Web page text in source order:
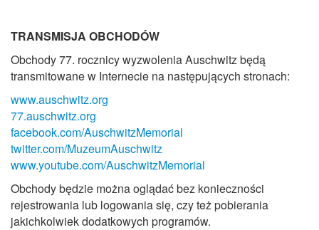
TRANSMISJA OBCHODÓW
Obchody 77. rocznicy wyzwolenia Auschwitz będą
transmitowane w Internecie na następujących stronach:
www.auschwitz.org
77.auschwitz.org
facebook.com/AuschwitzMemorial
twitter.com/MuzeumAuschwitz
www.youtube.com/AuschwitzMemorial
Obchody będzie można oglądać bez konieczności
rejestrowania lub logowania się, czy też pobierania
jakichkolwiek dodatkowych programów.